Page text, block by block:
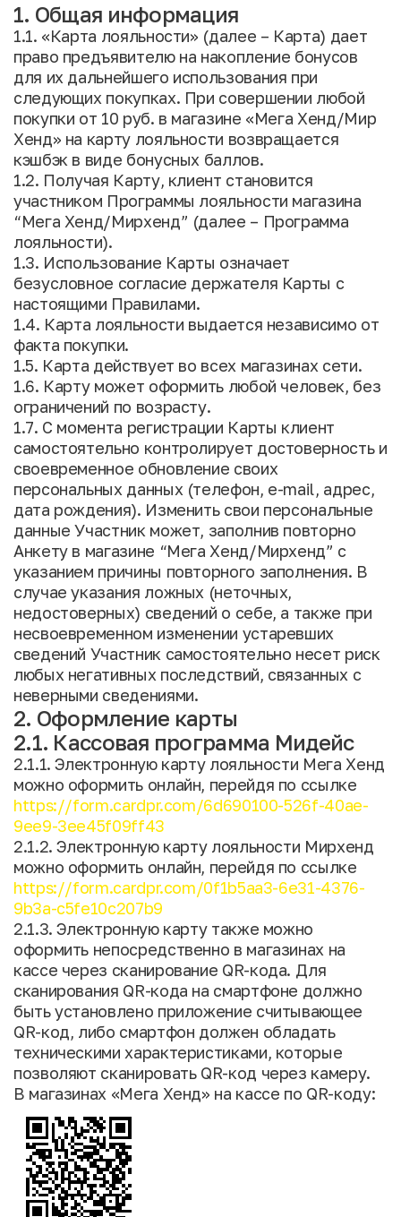
1. Общая информация
1.1. «Карта лояльности» (далее – Карта) дает
право предъявителю на накопление бонусов
для их дальнейшего использования при
следующих покупках. При совершении любой
покупки от 10 руб. в магазине «Мега Хенд/Мир
Хенд» на карту лояльности возвращается
кэшбэк в виде бонусных баллов.
1.2. Получая Карту, клиент становится
участником Программы лояльности магазина
“Мега Хенд/Мирхенд” (далее – Программа
лояльности).
1.3. Использование Карты означает
безусловное согласие держателя Карты с
настоящими Правилами.
1.4. Карта лояльности выдается независимо от
факта покупки.
1.5. Карта действует во всех магазинах сети.
1.6. Карту может оформить любой человек, без
ограничений по возрасту.
1.7. С момента регистрации Карты клиент
самостоятельно контролирует достоверность и
своевременное обновление своих
персональных данных (телефон, e-mail, адрес,
дата рождения). Изменить свои персональные
данные Участник может, заполнив повторно
Анкету в магазине “Мега Хенд/Мирхенд” с
указанием причины повторного заполнения. В
случае указания ложных (неточных,
недостоверных) сведений о себе, а также при
несвоевременном изменении устаревших
сведений Участник самостоятельно несет риск
любых негативных последствий, связанных с
неверными сведениями.
2. Оформление карты
2.1. Кассовая программа Мидейс
2.1.1. Электронную карту лояльности Мега Хенд
можно оформить онлайн, перейдя по ссылке
https://form.cardpr.com/6d690100-526f-40ae-
9ee9-3ee45f09ff43
2.1.2. Электронную карту лояльности Мирхенд
можно оформить онлайн, перейдя по ссылке
https://form.cardpr.com/0f1b5aa3-6e31-4376-
9b3a-c5fe10c207b9
2.1.3. Электронную карту также можно
оформить непосредственно в магазинах на
кассе через сканирование QR-кода. Для
сканирования QR-кода на смартфоне должно
быть установлено приложение считывающее
QR-код, либо смартфон должен обладать
техническими характеристиками, которые
позволяют сканировать QR-код через камеру.
В магазинах «Мега Хенд» на кассе по QR-коду: